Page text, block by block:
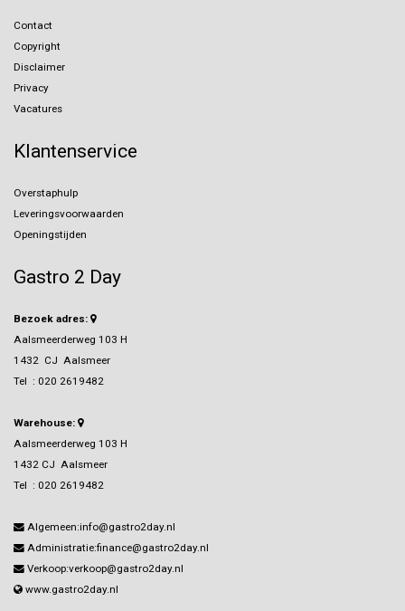
Contact
Copyright
Disclaimer
Privacy
Vacatures
Klantenservice
Overstaphulp
Leveringsvoorwaarden
Openingstijden
Gastro 2 Day
Bezoek adres:
Aalsmeerderweg 103 H
1432 CJ Aalsmeer
Tel : 020 2619482
Warehouse:
Aalsmeerderweg 103 H
1432 CJ Aalsmeer
Tel : 020 2619482
Algemeen:info@gastro2day.nl
Administratie:finance@gastro2day.nl
Verkoop:verkoop@gastro2day.nl
www.gastro2day.nl